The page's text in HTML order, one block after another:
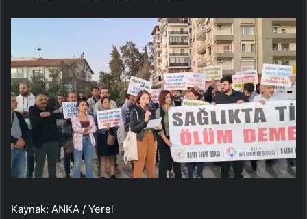
Kaynak: ANKA / Yerel